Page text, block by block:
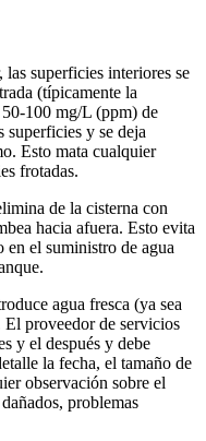
las superficies interiores se
(típicamente la
50-100 mg/L (ppm) de
superficies y se deja
Esto mata cualquier
frotadas.
de la cisterna con
hacia afuera. Esto evita
en el suministro de agua
agua fresca (ya sea
proveedor de servicios
y el después y debe
la fecha, el tamaño de
observación sobre el
problemas